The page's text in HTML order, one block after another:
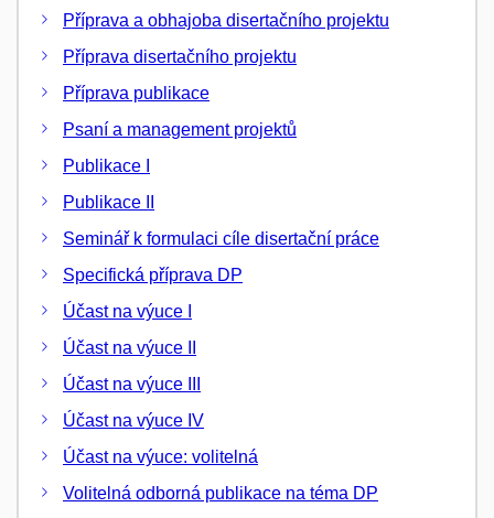
Příprava a obhajoba disertačního projektu
Příprava disertačního projektu
Příprava publikace
Psaní a management projektů
Publikace I
Publikace II
Seminář k formulaci cíle disertační práce
Specifická příprava DP
Účast na výuce I
Účast na výuce II
Účast na výuce III
Účast na výuce IV
Účast na výuce: volitelná
Volitelná odborná publikace na téma DP